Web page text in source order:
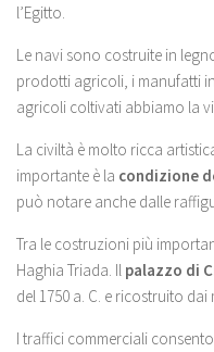
l’Egitto.
Le navi sono costruite in
prodotti agricoli, i manufatti
agricoli coltivati abbiamo la
La civiltà è molto ricca
importante è la condizione
può notare anche dalle
Tra le costruzioni più
Haghia Triada. Il palazzo di
del 1750 a. C. e ricostruito
I traffici commerciali